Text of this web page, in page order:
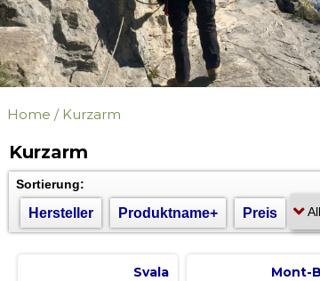
Home / Kurzarm
Kurzarm
Sortierung:
Hersteller Produktname+ Preis
Svala Mont-